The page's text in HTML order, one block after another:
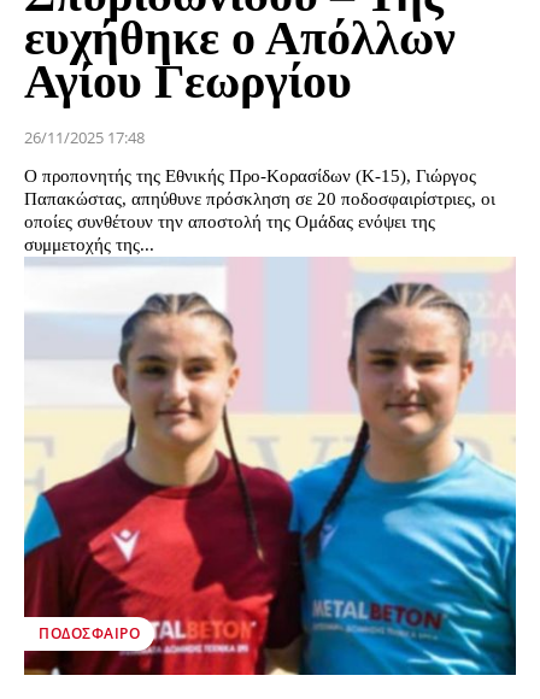
ευχήθηκε ο Απόλλων
Αγίου Γεωργίου
26/11/2025 17:48
Ο προπονητής της Εθνικής Προ-Κορασίδων (Κ-15), Γιώργος
Παπακώστας, απηύθυνε πρόσκληση σε 20 ποδοσφαιρίστριες, οι
οποίες συνθέτουν την αποστολή της Ομάδας ενόψει της
συμμετοχής της...
ΠΟΔΌΣΦΑΙΡΟ